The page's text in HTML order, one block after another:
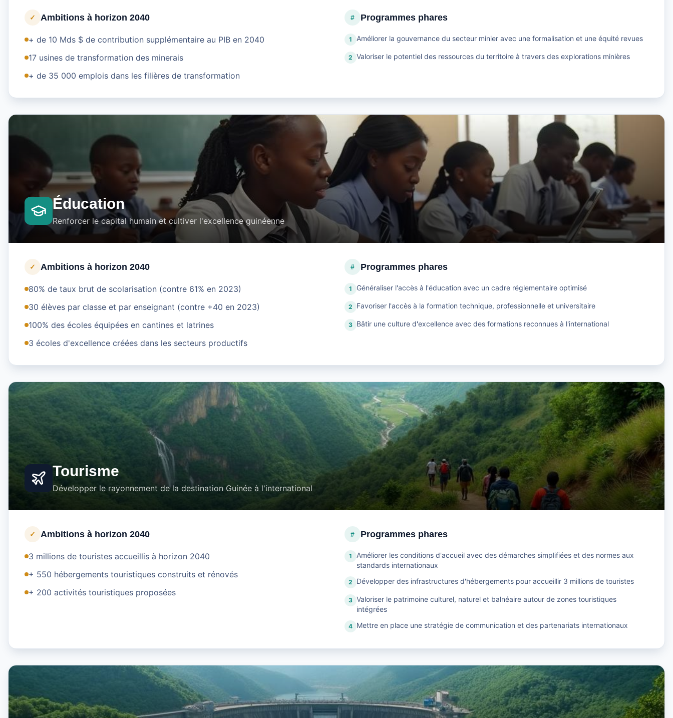
✓ Ambitions à horizon 2040
+ de 10 Mds $ de contribution supplémentaire au PIB en 2040
17 usines de transformation des minerais
+ de 35 000 emplois dans les filières de transformation
# Programmes phares
1 Améliorer la gouvernance du secteur minier avec une formalisation et une équité revues
2 Valoriser le potentiel des ressources du territoire à travers des explorations minières
Éducation
Renforcer le capital humain et cultiver l'excellence guinéenne
✓ Ambitions à horizon 2040
80% de taux brut de scolarisation (contre 61% en 2023)
30 élèves par classe et par enseignant (contre +40 en 2023)
100% des écoles équipées en cantines et latrines
3 écoles d'excellence créées dans les secteurs productifs
# Programmes phares
1 Généraliser l'accès à l'éducation avec un cadre réglementaire optimisé
2 Favoriser l'accès à la formation technique, professionnelle et universitaire
3 Bâtir une culture d'excellence avec des formations reconnues à l'international
Tourisme
Développer le rayonnement de la destination Guinée à l'international
✓ Ambitions à horizon 2040
3 millions de touristes accueillis à horizon 2040
+ 550 hébergements touristiques construits et rénovés
+ 200 activités touristiques proposées
# Programmes phares
1
Améliorer les conditions d'accueil avec des démarches simplifiées et des normes aux
standards internationaux
2 Développer des infrastructures d'hébergements pour accueillir 3 millions de touristes
3 Valoriser le patrimoine culturel, naturel et balnéaire autour de zones touristiques
intégrées
4 Mettre en place une stratégie de communication et des partenariats internationaux